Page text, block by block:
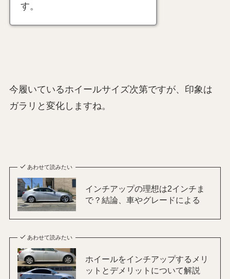
す。
今履いているホイールサイズ次第ですが、印象は
ガラリと変化しますね。
あわせて読みたい
インチアップの理想は2インチま
で？結論、車やグレードによる
あわせて読みたい
ホイールをインチアップするメリ
ットとデメリットについて解説